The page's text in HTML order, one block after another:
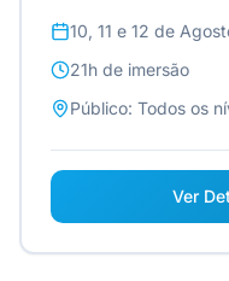
10, 11 e 12 de
21h de imersão
Público: Todos os
Ver